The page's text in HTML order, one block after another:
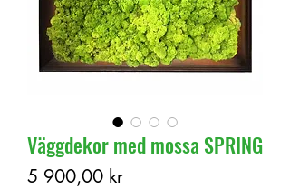
Väggdekor med mossa SPRING
5 900,00 krPris